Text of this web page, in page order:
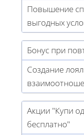
Повышение
выгодных
Бонус при
Создание
Акции "Купи
бесплатно"